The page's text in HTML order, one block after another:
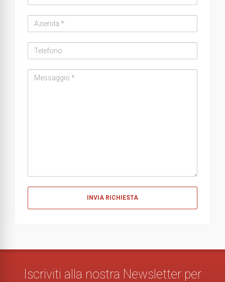
address
Iscriviti alla nostra Newsletter per